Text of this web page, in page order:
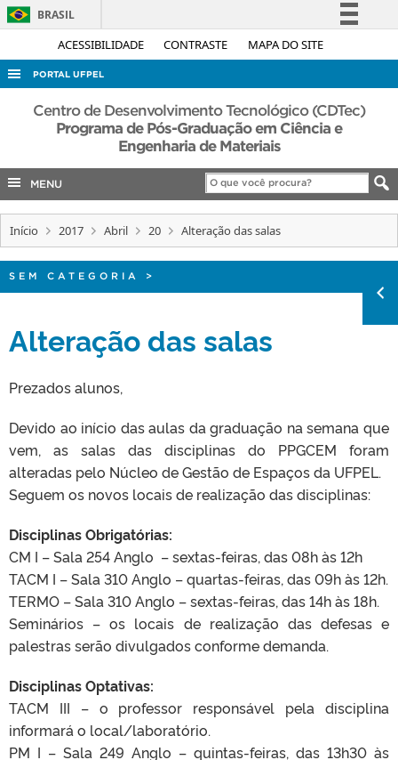
ACESSIBILIDADE CONTRASTE MAPA DO SITE
BRASIL
Simplifique!
Acesso à informação
Legislação
Canais
PORTAL UFPEL
ACESSO À INFORMAÇÃO
AUDITORIA
EDITAIS
TELEFONES
Centro de Desenvolvimento Tecnológico (CDTec)
Programa de Pós-Graduação em Ciência e
Engenharia de Materiais
MENU
Início 2017 Abril 20 Alteração das salas
SEM CATEGORIA >
Alteração das salas
Prezados alunos,
Devido ao início das aulas da graduação na semana que
vem, as salas das disciplinas do PPGCEM foram
alteradas pelo Núcleo de Gestão de Espaços da UFPEL.
Seguem os novos locais de realização das disciplinas:
Disciplinas Obrigatórias:
CM I – Sala 254 Anglo – sextas-feiras, das 08h às 12h
TACM I – Sala 310 Anglo – quartas-feiras, das 09h às 12h.
TERMO – Sala 310 Anglo – sextas-feiras, das 14h às 18h.
Seminários – os locais de realização das defesas e
palestras serão divulgados conforme demanda.
Disciplinas Optativas:
TACM III – o professor responsável pela disciplina
informará o local/laboratório.
PM I – Sala 249 Anglo – quintas-feiras, das 13h30 às